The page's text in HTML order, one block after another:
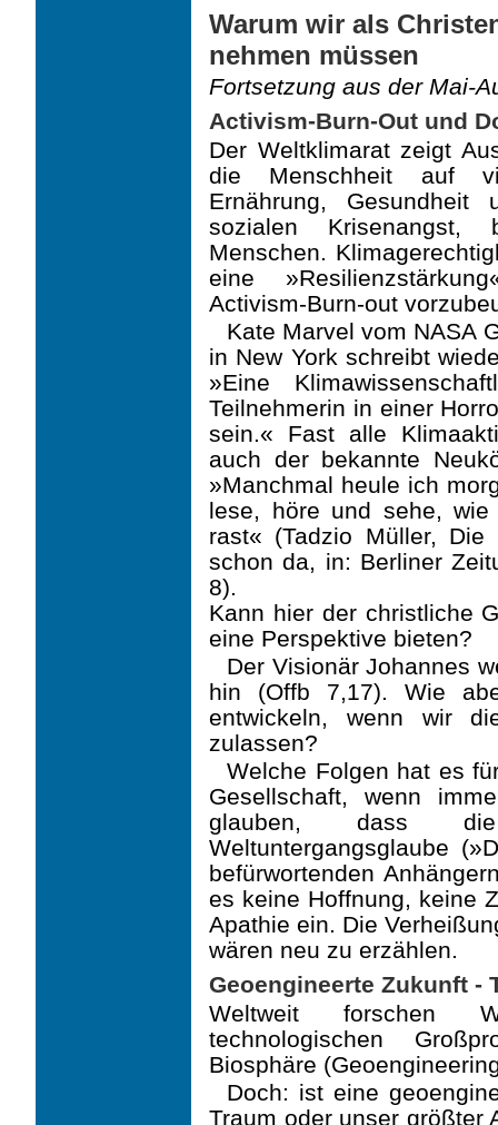
Warum wir als
nehmen müssen
Fortsetzung aus der Mai-
Activism-Burn-Out und
Der Weltklimarat zeigt
die Menschheit auf
Ernährung, Gesundheit
sozialen
Menschen.
eine
Activism-Burn-out
Kate Marvel vom NASA
in New York schreibt
»Eine
Teilnehme­rin in einer
sein.« Fast alle
auch der bekannte
»Manchmal heule ich
lese, höre und sehe,
rast« (Tadzio Müller,
schon da, in: Berliner
8).
Kann hier der christliche
eine Perspektive bieten?
Der Visionär Johannes
hin (Offb 7,17). Wie
entwickeln, wenn wir
zulassen?
Welche Folgen hat es
Gesellschaft, wenn
glauben, dass
Weltuntergangsglaube
befürwortenden
es keine Hoffnung, keine
Apathie ein. Die
wären neu zu erzählen.
Geoengineerte Zukunft -
Weltweit forschen
technologischen
Biosphäre
Doch: ist eine
Traum oder unser größter